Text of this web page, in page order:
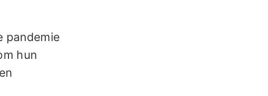
pandemie
hun